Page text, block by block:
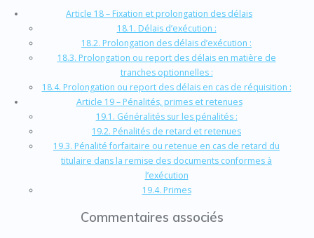
Article 18 – Fixation et prolongation des délais
18.1. Délais d’exécution :
18.2. Prolongation des délais d’exécution :
18.3. Prolongation ou report des délais en matière de
tranches optionnelles :
18.4. Prolongation ou report des délais en cas de réquisition :
Article 19 – Pénalités, primes et retenues
19.1. Généralités sur les pénalités :
19.2. Pénalités de retard et retenues
19.3. Pénalité forfaitaire ou retenue en cas de retard du
titulaire dans la remise des documents conformes à
l’exécution
19.4. Primes
Commentaires associés